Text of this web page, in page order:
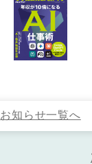
お知らせ一覧へ